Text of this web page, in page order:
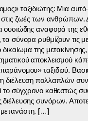
ταξιδιώτης: Μια
στις ζωές των ανθρώπων.
ουσιώδης αναφορά της
σύνορα ρυθμίζουν τις
δικαίωμα της
αποκλεισμού
ταξιδιού.
διέλευση πολλαπλών
το σύγχρονο καθεστώς
διέλευσης συνόρων.
[…]